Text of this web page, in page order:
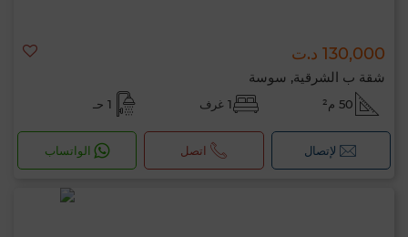
130,000 د.ت
شقة ب الشرقية, سوسة
50 م² 1 غرف 1 حـ
لإتصال اتصل الواتساب